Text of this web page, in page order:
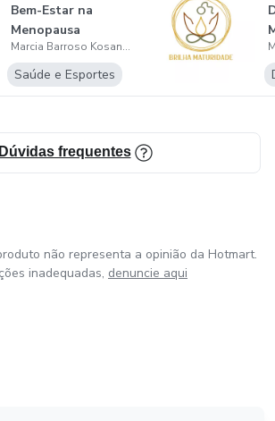
Bem-Estar na
Menopausa
Marcia Barroso Kosanovic
Saúde e Esportes
Dúvidas frequentes
não representa a opinião da Hotmart.
inadequadas, denuncie aqui